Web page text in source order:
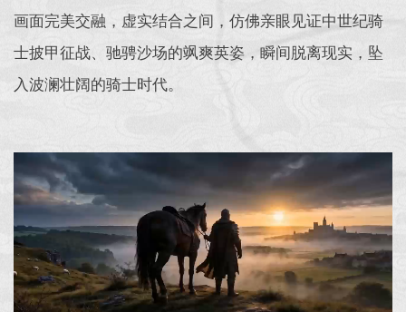
画面完美交融，虚实结合之间，仿佛亲眼见证中世纪骑
士披甲征战、驰骋沙场的飒爽英姿，瞬间脱离现实，坠
入波澜壮阔的骑士时代。